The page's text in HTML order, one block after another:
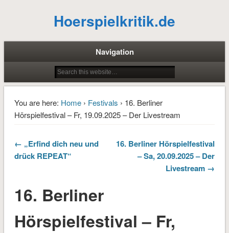
Hoerspielkritik.de
Navigation
You are here: Home› Festivals › 16. Berliner
Hörspielfestival – Fr, 19.09.2025 – Der Livestream
← „Erfind dich neu und
drück REPEAT“
16. Berliner Hörspielfestival
– Sa, 20.09.2025 – Der
Livestream →
16. Berliner
Hörspielfestival – Fr,